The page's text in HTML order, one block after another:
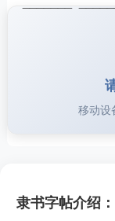
移动设
隶书字帖介绍：